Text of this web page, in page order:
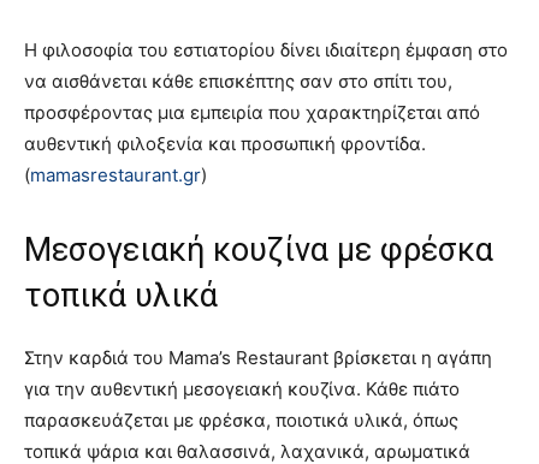
Η φιλοσοφία του εστιατορίου δίνει ιδιαίτερη έμφαση στο
να αισθάνεται κάθε επισκέπτης σαν στο σπίτι του,
προσφέροντας μια εμπειρία που χαρακτηρίζεται από
αυθεντική φιλοξενία και προσωπική φροντίδα.
(mamasrestaurant.gr)
Μεσογειακή κουζίνα με φρέσκα
τοπικά υλικά
Στην καρδιά του Mama’s Restaurant βρίσκεται η αγάπη
για την αυθεντική μεσογειακή κουζίνα. Κάθε πιάτο
παρασκευάζεται με φρέσκα, ποιοτικά υλικά, όπως
τοπικά ψάρια και θαλασσινά, λαχανικά, αρωματικά